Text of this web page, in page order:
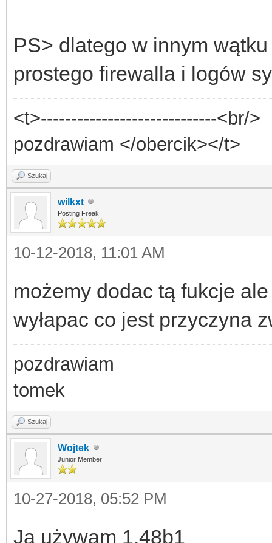
PS> dlatego w innym
prostego firewalla i logów
<t>-----------------------------<br/>
pozdrawiam </obercik></t>
Szukaj
wilkxt
Posting Freak
10-12-2018, 11:01 AM
możemy dodac tą fukcje
wyłapac co jest przyczyna
pozdrawiam
tomek
Szukaj
Wojtek
Junior Member
10-27-2018, 05:52 PM
Ja używam 1.48b1